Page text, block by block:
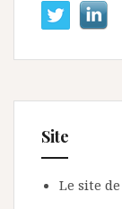
Site
Le site